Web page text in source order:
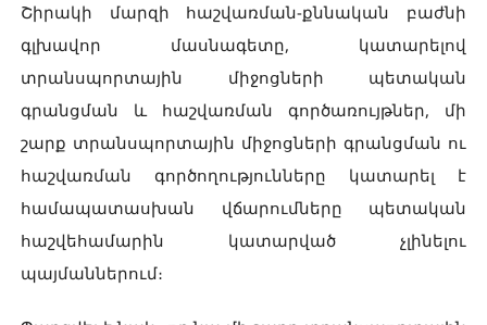
Շիրակի մարզի հաշվառման-քննական բաժնի
գլխավոր մասնագետը, կատարելով
տրանսպորտային միջոցների պետական
գրանցման և հաշվառման գործառույթներ, մի
շարք տրանսպորտային միջոցների գրանցման ու
հաշվառման գործողությունները կատարել է
համապատասխան վճարումները պետական
հաշվեհամարին կատարված չլինելու
պայմաններում։